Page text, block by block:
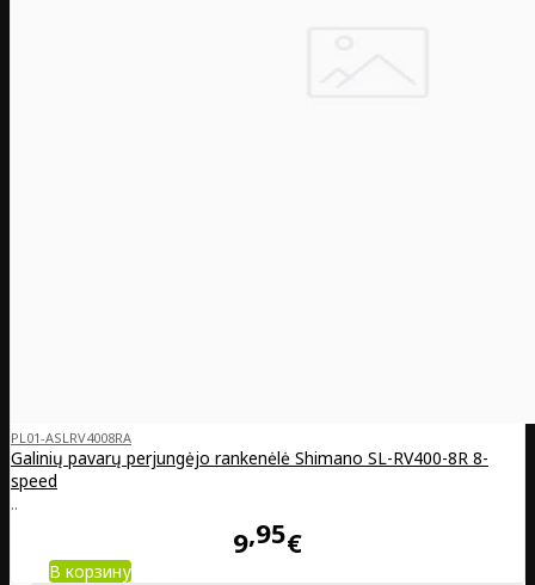
PL01-ASLRV4008RA
Galinių pavarų perjungėjo rankenėlė Shimano SL-RV400-8R 8-
speed
..
9 95€
В корзину